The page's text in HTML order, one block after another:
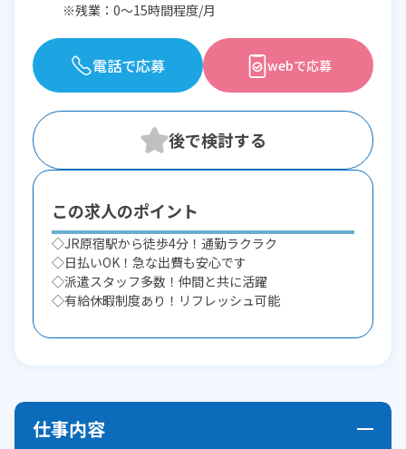
※残業：0〜15時間程度/月
電話で応募 webで応募
この求人のポイント
◇JR原宿駅から徒歩4分！通勤ラクラク
◇日払いOK！急な出費も安心です
◇派遣スタッフ多数！仲間と共に活躍
◇有給休暇制度あり！リフレッシュ可能
仕事内容